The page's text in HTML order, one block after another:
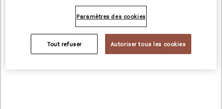
Paramètres des cookies
Tout refuser Autoriser tous les cookies